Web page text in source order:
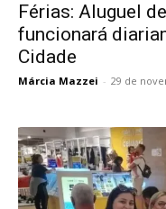
Férias: Aluguel
funcionará
Cidade
Márcia Mazzei - 29 de